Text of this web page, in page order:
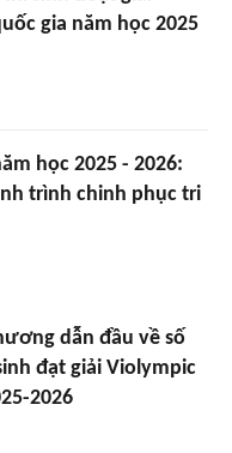
gia năm học 2025
học 2025 - 2026:
trình chinh phục tri
dẫn đầu về số
đạt giải Violympic
2026